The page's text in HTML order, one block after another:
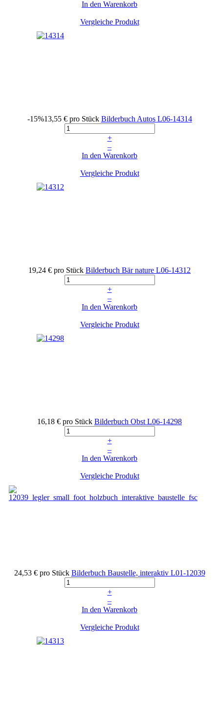
In den Warenkorb
Vergleiche Produkt
-15%13,55 € pro Stück Bilderbuch Autos L06-14314
+
–
In den Warenkorb
Vergleiche Produkt
19,24 € pro Stück Bilderbuch Bär nature L06-14312
+
–
In den Warenkorb
Vergleiche Produkt
16,18 € pro Stück Bilderbuch Obst L06-14298
+
–
In den Warenkorb
Vergleiche Produkt
24,53 € pro Stück Bilderbuch Baustelle, interaktiv L01-12039
+
–
In den Warenkorb
Vergleiche Produkt